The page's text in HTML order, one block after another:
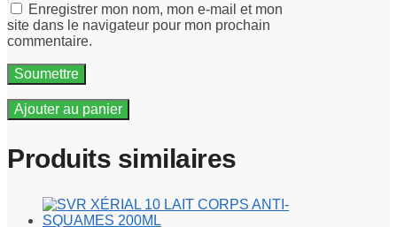
Enregistrer mon nom, mon e-mail et mon
site dans le navigateur pour mon prochain
commentaire.
Ajouter au panier
Produits similaires